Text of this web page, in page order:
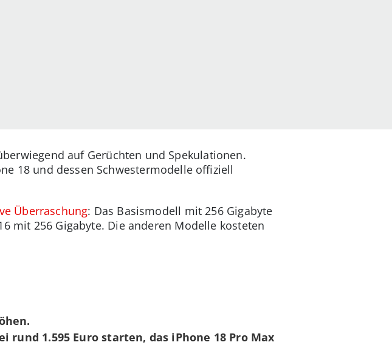
auf Gerüchten und Spekulationen.
18 und dessen Schwestermodelle offiziell
Überraschung: Das Basismodell mit 256 Gigabyte
mit 256 Gigabyte. Die anderen Modelle kosteten
rund 1.595 Euro starten, das iPhone 18 Pro Max